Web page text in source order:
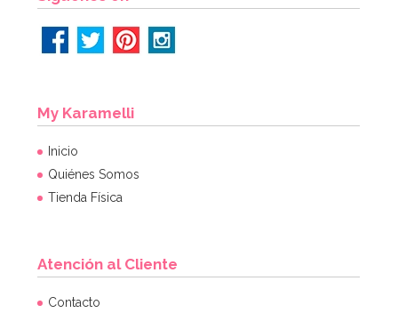
My Karamelli
Inicio
Quiénes Somos
Tienda Física
Atención al Cliente
Contacto